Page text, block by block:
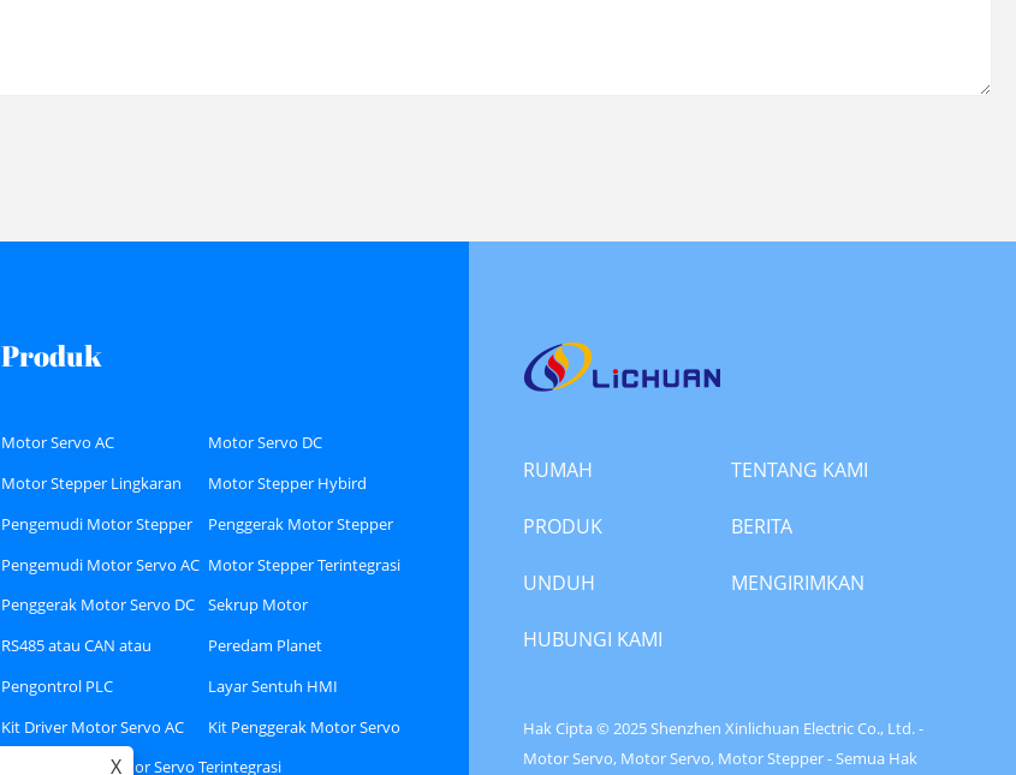
Produk
Motor Servo AC
Motor Servo DC
Motor Stepper Lingkaran
Tertutup
Motor Stepper Hybird
Pengemudi Motor Stepper
Hybird
Penggerak Motor Stepper
Loop Tertutup
Pengemudi Motor Servo AC Motor Stepper Terintegrasi
Penggerak Motor Servo DC
Sekrup Motor
RS485 atau CAN atau
Ethercat Bus tipe Stepper
Driver
Peredam Planet
Pengontrol PLC
Layar Sentuh HMI
Kit Driver Motor Servo AC
Kit Penggerak Motor Servo
AC A8
Motor Servo Terintegrasi
RUMAH TENTANG KAMI
PRODUK BERITA
UNDUH
MENGIRIMKAN
HUBUNGI KAMI
Hak Cipta © 2025 Shenzhen Xinlichuan Electric Co., Ltd. -
Motor Servo, Motor Servo, Motor Stepper - Semua Hak
X